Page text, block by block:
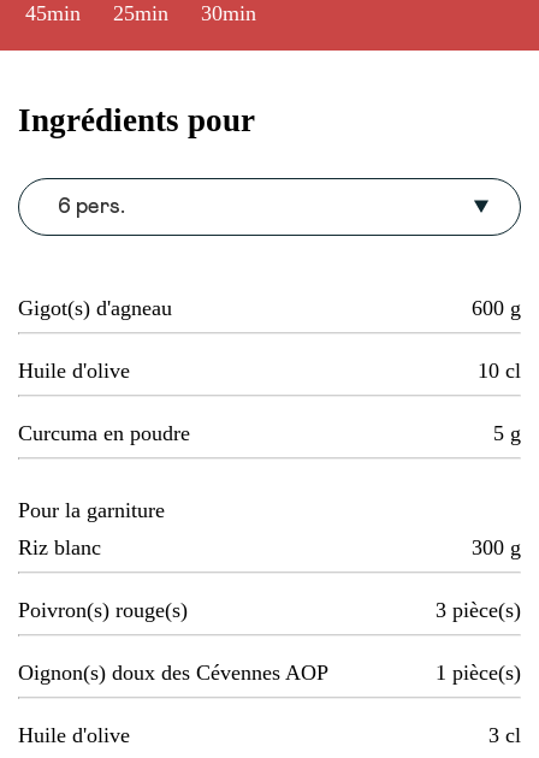
45min 25min 30min
Ingrédients pour
6 pers.
Gigot(s) d'agneau 600 g
Huile d'olive 10 cl
Curcuma en poudre 5 g
Pour la garniture
Riz blanc
300 g
Poivron(s) rouge(s) 3 pièce(s)
Oignon(s) doux des Cévennes AOP 1 pièce(s)
Huile d'olive 3 cl